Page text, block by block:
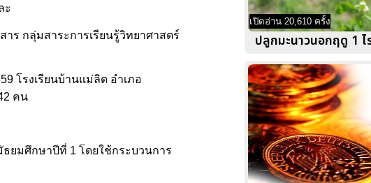
ะ
ร กลุ่มสาระการเรียนรู้วิทยาศาสตร์
โรงเรียนบ้านแม่ลิด อำเภอ
คน
ธยมศึกษาปีที่ 1 โดยใช้กระบวนการ
เปิดอ่าน 20,610 ครั้ง
ปลูกมะนาวนอกฤดู 1